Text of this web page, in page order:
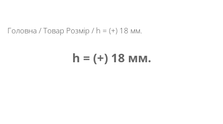
Головна / Товар Розмір / h = (+) 18 мм.
h = (+) 18 мм.